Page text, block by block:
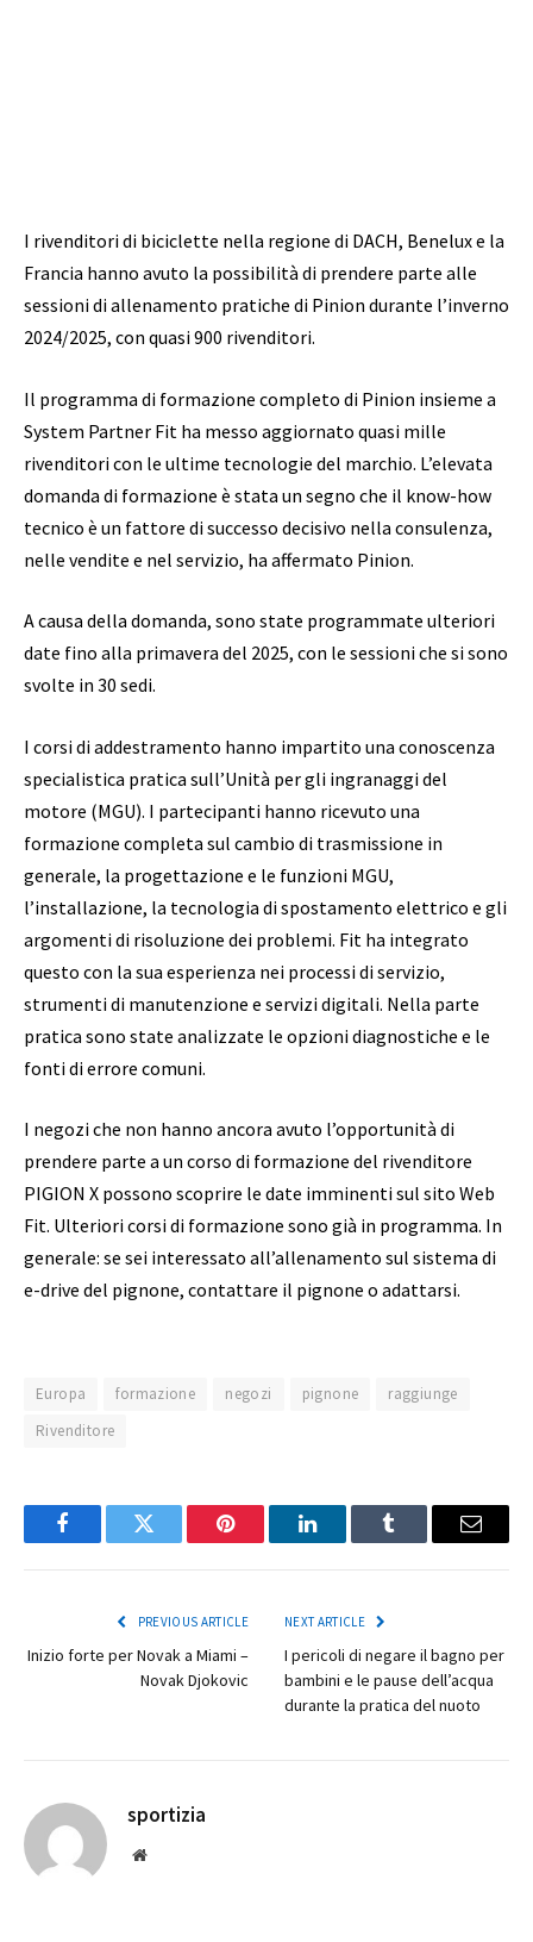
I rivenditori di biciclette nella regione di DACH, Benelux e la
Francia hanno avuto la possibilità di prendere parte alle
sessioni di allenamento pratiche di Pinion durante l’inverno
2024/2025, con quasi 900 rivenditori.
Il programma di formazione completo di Pinion insieme a
System Partner Fit ha messo aggiornato quasi mille
rivenditori con le ultime tecnologie del marchio. L’elevata
domanda di formazione è stata un segno che il know-how
tecnico è un fattore di successo decisivo nella consulenza,
nelle vendite e nel servizio, ha affermato Pinion.
A causa della domanda, sono state programmate ulteriori
date fino alla primavera del 2025, con le sessioni che si sono
svolte in 30 sedi.
I corsi di addestramento hanno impartito una conoscenza
specialistica pratica sull’Unità per gli ingranaggi del
motore (MGU). I partecipanti hanno ricevuto una
formazione completa sul cambio di trasmissione in
generale, la progettazione e le funzioni MGU,
l’installazione, la tecnologia di spostamento elettrico e gli
argomenti di risoluzione dei problemi. Fit ha integrato
questo con la sua esperienza nei processi di servizio,
strumenti di manutenzione e servizi digitali. Nella parte
pratica sono state analizzate le opzioni diagnostiche e le
fonti di errore comuni.
I negozi che non hanno ancora avuto l’opportunità di
prendere parte a un corso di formazione del rivenditore
PIGION X possono scoprire le date imminenti sul sito Web
Fit. Ulteriori corsi di formazione sono già in programma. In
generale: se sei interessato all’allenamento sul sistema di
e-drive del pignone, contattare il pignone o adattarsi.
Europa formazione negozi pignone
raggiunge
Rivenditore
FacebookTwitter Pinterest LinkedInTumblr Email
PREVIOUS ARTICLE
Inizio forte per Novak a Miami –
Novak Djokovic
NEXT ARTICLE
I pericoli di negare il bagno per
bambini e le pause dell’acqua
durante la pratica del nuoto
sportizia
Website